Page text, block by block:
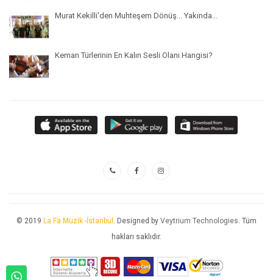
Murat Kekilli'den Muhteşem Dönüş... Yakında...
Keman Türlerinin En Kalın Sesli Olanı Hangisi?
© 2019 La Fa Müzik -İstanbul . Designed by Veytrium Technologies. Tüm
hakları saklıdır.